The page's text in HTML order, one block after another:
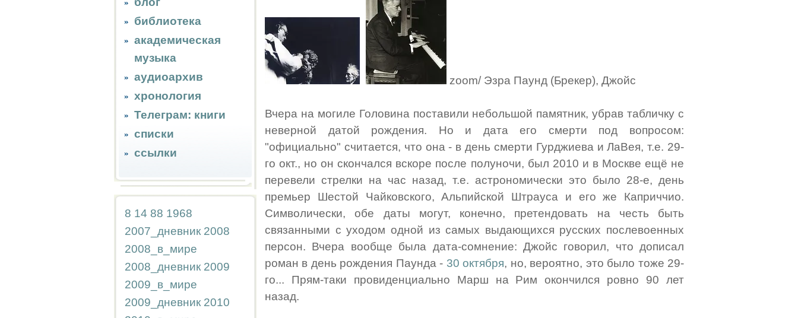
библиотека
академическая
музыка
аудиоархив
хронология
Телеграм: книги
списки
ссылки
8 14 88 1968
2007_дневник 2008
2008_в_мире
2008_дневник 2009
2009_в_мире
2009_дневник 2010
zoom/ Эзра Паунд (Брекер), Джойс
Вчера на могиле Головина поставили небольшой памятник, убрав табличку с
неверной датой рождения. Но и дата его смерти под вопросом:
"официально" считается, что она - в день смерти Гурджиева и ЛаВея, т.е. 29-
го окт., но он скончался вскоре после полуночи, был 2010 и в Москве ещё не
перевели стрелки на час назад, т.е. астрономически это было 28-е, день
премьер Шестой Чайковского, Альпийской Штрауса и его же Каприччио.
Символически, обе даты могут, конечно, претендовать на честь быть
связанными с уходом одной из самых выдающихся русских послевоенных
персон. Вчера вообще была дата-сомнение: Джойс говорил, что дописал
роман в день рождения Паунда - 30 октября, но, вероятно, это было тоже 29-
го... Прям-таки провиденциально Марш на Рим окончился ровно 90 лет
назад.